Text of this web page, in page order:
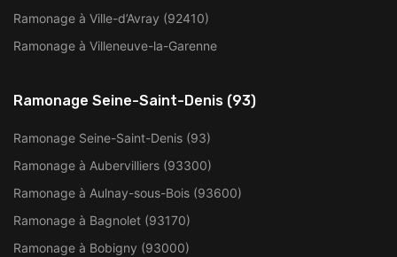
Ramonage à Ville-d’Avray (92410)
Ramonage à Villeneuve-la-Garenne
Ramonage Seine-Saint-Denis (93)
Ramonage Seine-Saint-Denis (93)
Ramonage à Aubervilliers (93300)
Ramonage à Aulnay-sous-Bois (93600)
Ramonage à Bagnolet (93170)
Ramonage à Bobigny (93000)